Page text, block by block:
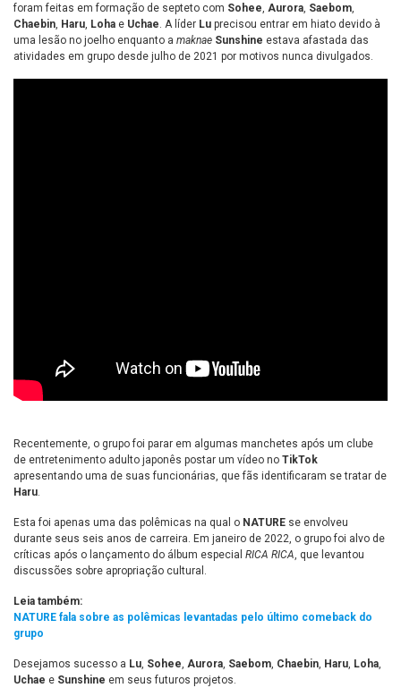
foram feitas em formação de septeto com Sohee, Aurora, Saebom,
Chaebin, Haru, Loha e Uchae. A líder Lu precisou entrar em hiato devido à
uma lesão no joelho enquanto a maknae Sunshine estava afastada das
atividades em grupo desde julho de 2021 por motivos nunca divulgados.
Recentemente, o grupo foi parar em algumas manchetes após um clube
de entretenimento adulto japonês postar um vídeo no TikTok
apresentando uma de suas funcionárias, que fãs identificaram se tratar de
Haru.
Esta foi apenas uma das polêmicas na qual o NATURE se envolveu
durante seus seis anos de carreira. Em janeiro de 2022, o grupo foi alvo de
críticas após o lançamento do álbum especial RICA RICA, que levantou
discussões sobre apropriação cultural.
Leia também:
NATURE fala sobre as polêmicas levantadas pelo último comeback do
grupo
Desejamos sucesso a Lu, Sohee, Aurora, Saebom, Chaebin, Haru, Loha,
Uchae e Sunshine em seus futuros projetos.